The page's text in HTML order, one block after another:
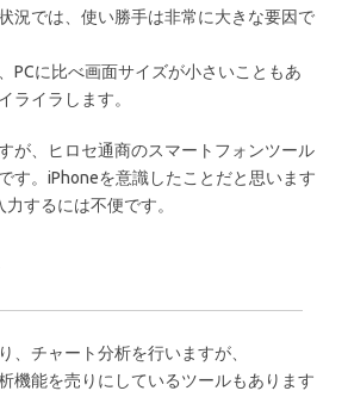
況では、使い勝手は非常に大きな要因で
PCに比べ画面サイズが小さいこともあ
ライラします。
が、ヒロセ通商のスマートフォンツール
す。iPhoneを意識したことだと思います
するには不便です。
、チャート分析を行いますが、
機能を売りにしているツールもあります